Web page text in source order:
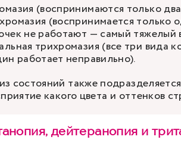
(воспринимаются только
(воспринимается только
не работают — самый тяжелый
трихромазия (все три вида
работает неправильно).
состояний также
какого цвета и оттенков
дейтеранопия и